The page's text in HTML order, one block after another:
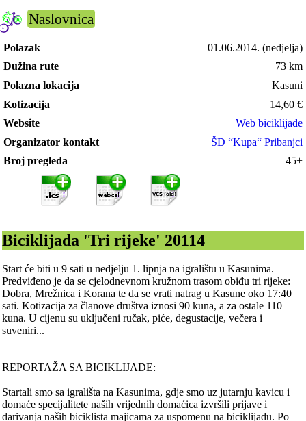
Naslovnica
Polazak 01.06.2014. (nedjelja)
Dužina rute
73 km
Polazna lokacija
Kasuni
Kotizacija
14,60 €
Website
Web biciklijade
Organizator kontakt
ŠD “Kupa“ Pribanjci
Broj pregleda
45+
Biciklijada 'Tri rijeke' 20114
Start će biti u 9 sati u nedjelju 1. lipnja na igralištu u Kasunima.
Predviđeno je da se cjelodnevnom kružnom trasom obiđu tri rijeke:
Dobra, Mrežnica i Korana te da se vrati natrag u Kasune oko 17:40
sati. Kotizacija za članove društva iznosi 90 kuna, a za ostale 110
kuna. U cijenu su uključeni ručak, piće, degustacije, večera i
suveniri...
REPORTAŽA SA BICIKLIJADE:
Startali smo sa igrališta na Kasunima, gdje smo uz jutarnju kavicu i
domaće specijalitete naših vrijednih domaćica izvršili prijave i
darivanja naših biciklista majicama za uspomenu na biciklijadu. Po